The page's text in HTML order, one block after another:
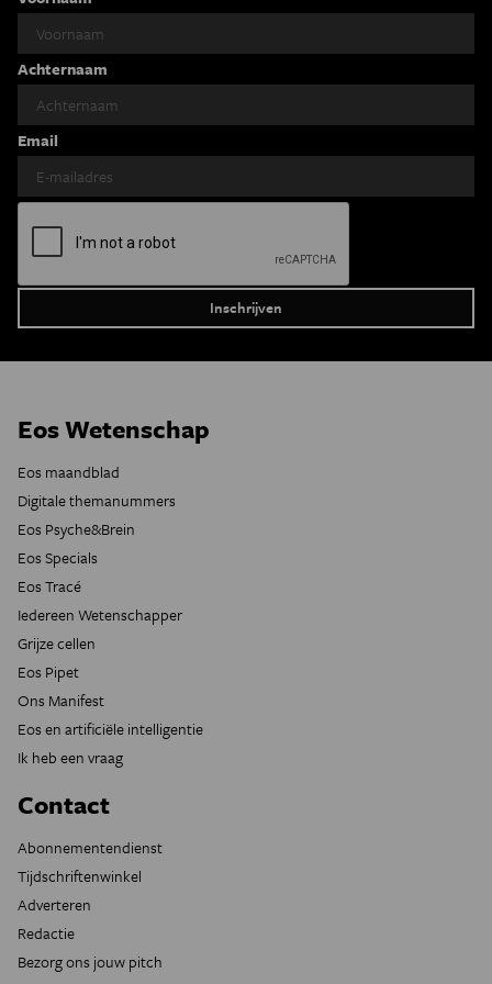
Achternaam
Email
Eos Wetenschap
Eos maandblad
Digitale themanummers
Eos Psyche&Brein
Eos Specials
Eos Tracé
Iedereen Wetenschapper
Grijze cellen
Eos Pipet
Ons Manifest
Eos en artificiële intelligentie
Ik heb een vraag
Contact
Abonnementendienst
Tijdschriftenwinkel
Adverteren
Redactie
Bezorg ons jouw pitch